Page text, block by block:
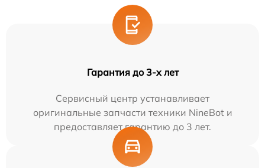
Гарантия до 3-х лет
Сервисный центр устанавливает
оригинальные запчасти техники NineBot и
предоставляет гарантию до 3 лет.